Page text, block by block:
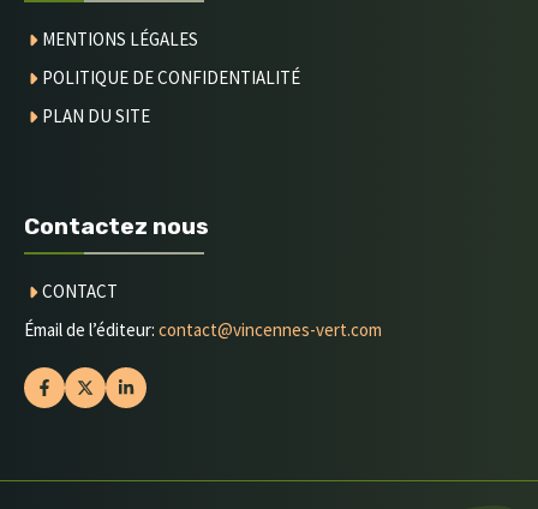
MENTIONS LÉGALES
POLITIQUE DE CONFIDENTIALITÉ
PLAN DU SITE
Contactez nous
CONTACT
Émail de l’éditeur: contact@vincennes-vert.com